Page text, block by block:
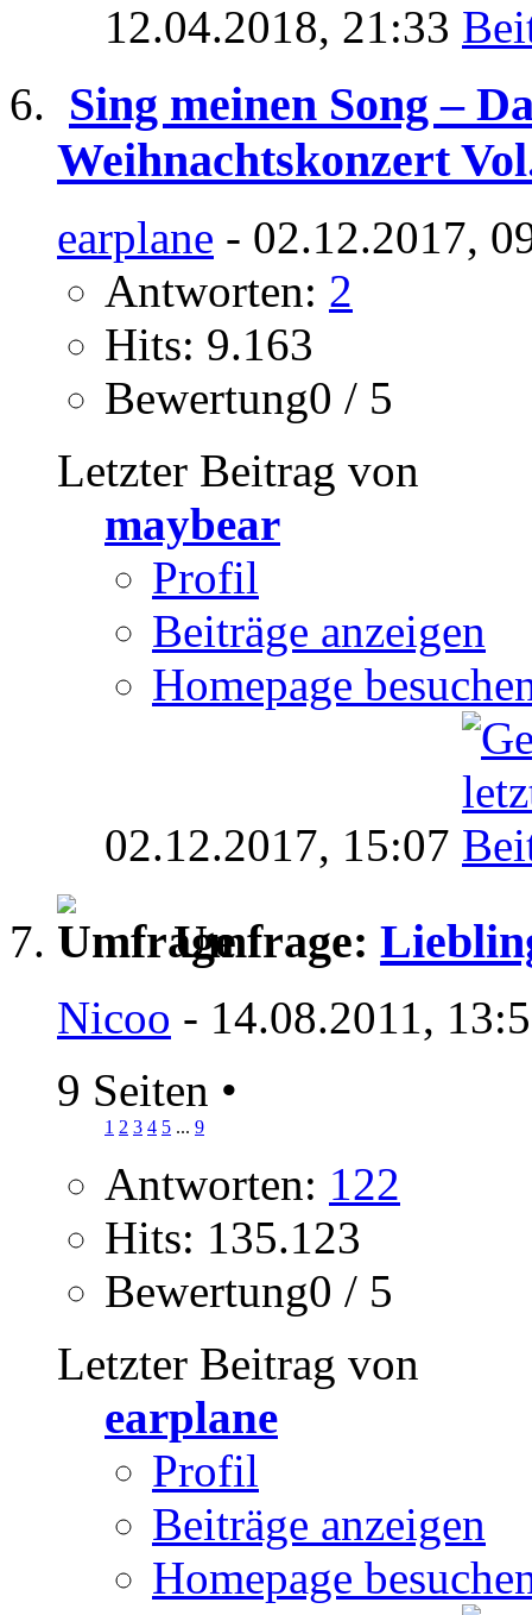
12.04.2018, 21:33
Sing meinen Song –
Weihnachtskonzert
earplane - 02.12.2017,
Antworten: 2
Hits: 9.163
Bewertung0 / 5
Letzter Beitrag von
maybear
Profil
Beiträge anzeigen
Homepage
02.12.2017, 15:07
Umfrage:
Nicoo - 14.08.2011,
9 Seiten •
1 2 3 4 5 ... 9
Antworten: 122
Hits: 135.123
Bewertung0 / 5
Letzter Beitrag von
earplane
Profil
Beiträge anzeigen
Homepage